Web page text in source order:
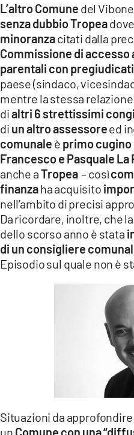
L’altro Comune del
senza dubbio Tropea
minoranzacitati dalla
Commissione di accesso
parentali con pregiudicati
paese (sindaco,
mentre la stessa
dialtri 6 strettissimi
di un altro assessoreed
comunale è primo cugino
Francesco e Pasquale La
anche aTropea – così
finanzaha acquisito
nell’ambito di precisi
Da ricordare, inoltre, che
dello scorso anno è stata
di un consigliere
Episodio sul quale non è
Situazioni da